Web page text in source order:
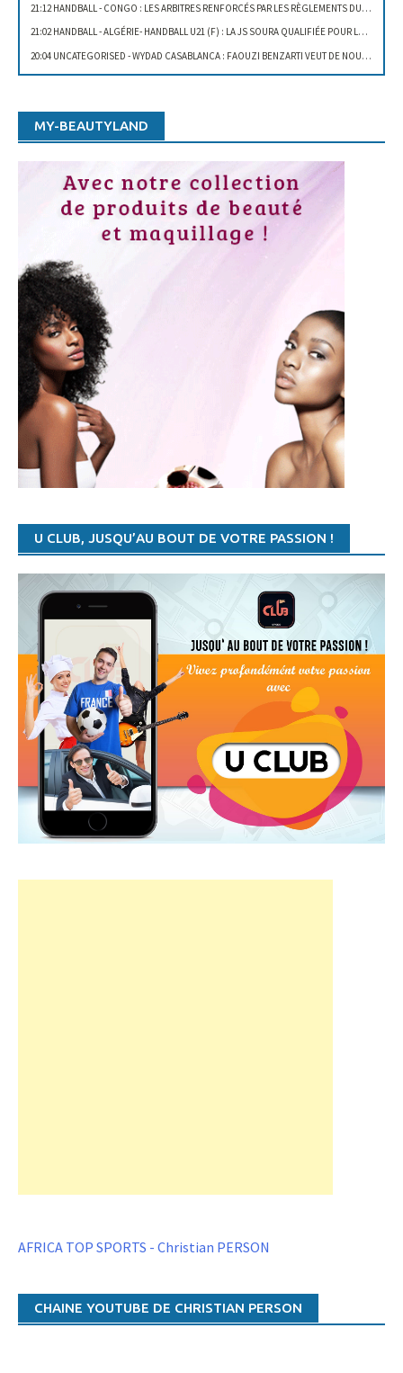
21:12 HANDBALL- CONGO : LES ARBITRES RENFORCÉS PAR LES RÈGLEMENTS DU HANDBALL
21:02 HANDBALL- ALGÉRIE- HANDBALL U21 (F) : LA JS SOURA QUALIFIÉE POUR LES DEMI-FINALES
20:04 UNCATEGORISED - WYDAD CASABLANCA : FAOUZI BENZARTI VEUT DE NOUVEAUX JOUEURS
19:43 FOOTBALL- WAHBI KHAZRI : LE TUNISIEN PARMI LES MEILLEURS JOUEURS DE LIGUE 1
19:08 TENNIS- WTA/TOURNOI DE STRASBOURG: PAULINE PARMENTIER « J’AI BREAKÉ ASSEZ RAPIDEMENT »
18:25 AFRIQUE
- CAN U20 : LES COMBINAISONS DU 3È TOUR
18:15 TENNIS
- TENNIS – CLASSEMENT WTA: LES FRANÇAISES N’ONT PAS CONNU DE MODIFICATION
- WTA/CLASSEMENT MONDIAL: JELENA OSTAPENKO DANS LE TOP 5 MONDIAL
- LIGUE FÉMININE DE BASKET: NAYO RAINCOCK-EKUNWE « JE N’EN REVIENS PAS »
17:44 BASKETBALL
16:31 AFRIQUE- ELIM CAN U20 : LE BURUNDI ET LA NAMIBIE POUR LE PROCHAIN TOUR
17:59 BASKETBALL- TUNISIE-BASKETBALL : LE CSPC CONSERVE SON TITRE EN DOMINANT LE CSS
17:45 AUTRES SPORTS
- MARYAM EL GARDOUM : LA SULFUREUSE MAROCAINE VEUT BRISER LE MYTHE AFRICAIN
17:12 TENNIS- TENNIS : LA CAMEROUNAISE FRANÇOISE ABANDA SE DIT VICTIME DE DISCRIMINATION RACIALE
15:45 TENNIS- WTA/TOURNOI DE ROME: TOUS LE PROGRAMME DES QUARTS DE FINALE
15:36 TENNIS- WTA/TOURNOI DE ROME: STEPHENS ÉLIMINÉE, GARCIA JOUE LES QUARTS
15:05 TENNIS- WTA/TOURNOI DE ROME: ELINA SVITOLINA DÉFEND BIEN SON TITRE DE CHAMPION
14:41 TENNIS- WTA/TOURNOI DE ROME: MADISON SIGNE FORFAIT, HALEP QUALIFIÉE POUR LES QUARTS
11:36 AUTRES SPORTS
- JEUX AFRICAINS DE LA JEUNESSE : LE CAMEROUN U 17 FÉMININ QUALIFIÉ
MY-BEAUTYLAND
U CLUB, JUSQU’AU BOUT DE VOTRE PASSION !
AFRICA TOP SPORTS - Christian PERSON
CHAINE YOUTUBE DE CHRISTIAN PERSON